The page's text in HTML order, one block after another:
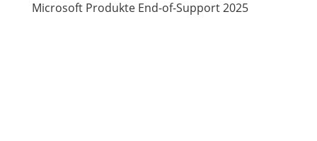
Microsoft Produkte End-of-Support 2025